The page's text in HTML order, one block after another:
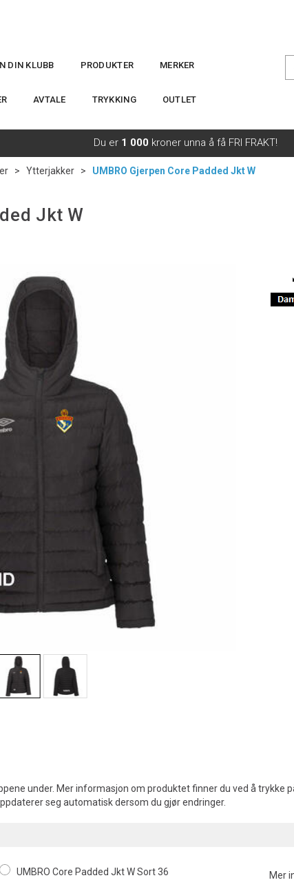
DIN KLUBB PRODUKTER MERKER
AVTALE TRYKKING OUTLET
Du er 1 000 kroner unna å få FRI FRAKT!
> Ytterjakker > UMBRO Gjerpen Core Padded Jkt W
Jkt W
under. Mer informasjon om produktet finner du ved å trykke
seg automatisk dersom du gjør endringer.
UMBRO Core Padded Jkt W Sort 36
Mer